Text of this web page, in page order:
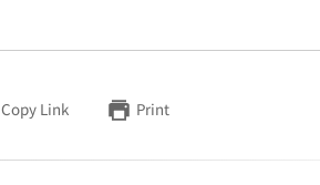
Copy Link Print